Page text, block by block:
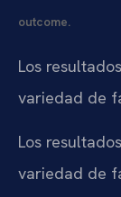
outcome.
Los
variedad de
Los
variedad de